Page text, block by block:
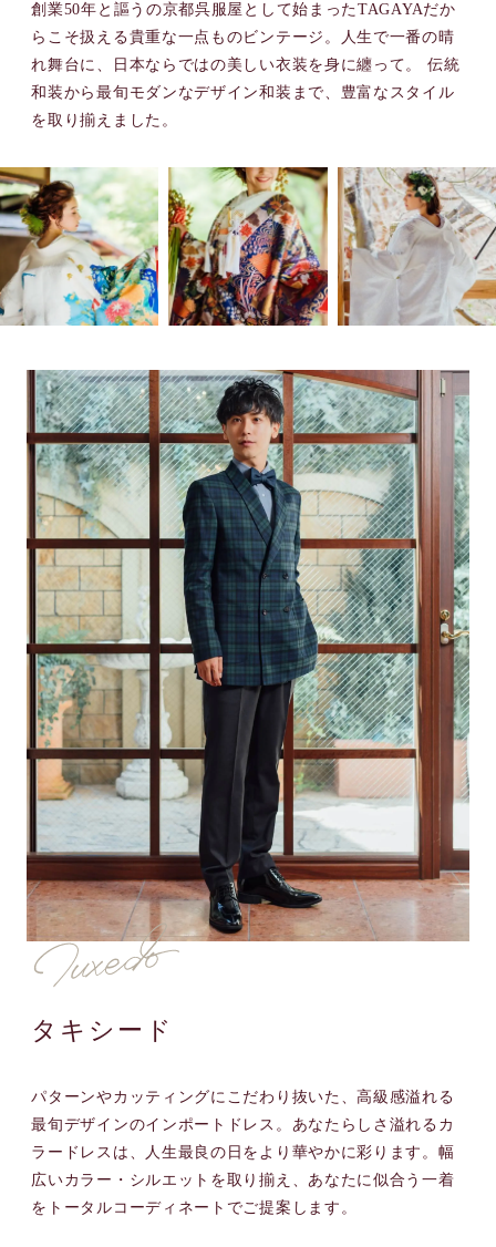
創業50年と謳うの京都呉服屋として始まったTAGAYAだか
らこそ扱える貴重な一点ものビンテージ。人生で一番の晴
れ舞台に、日本ならではの美しい衣装を身に纏って。 伝統
和装から最旬モダンなデザイン和装まで、豊富なスタイル
を取り揃えました。
タキシード
パターンやカッティングにこだわり抜いた、高級感溢れる
最旬デザインのインポートドレス。あなたらしさ溢れるカ
ラードレスは、人生最良の日をより華やかに彩ります。幅
広いカラー・シルエットを取り揃え、あなたに似合う一着
をトータルコーディネートでご提案します。